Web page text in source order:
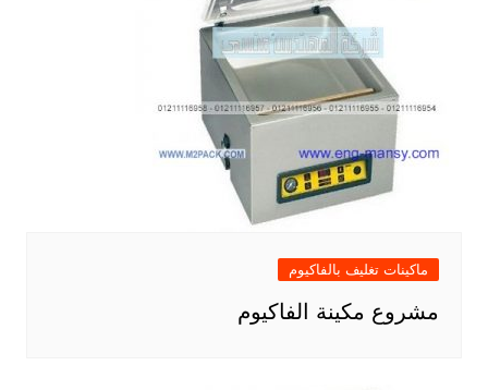
ماكينات تغليف بالفاكيوم
مشروع مكينة الفاكيوم